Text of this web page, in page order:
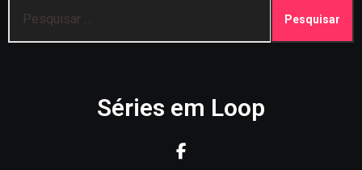
por:
Séries em Loop